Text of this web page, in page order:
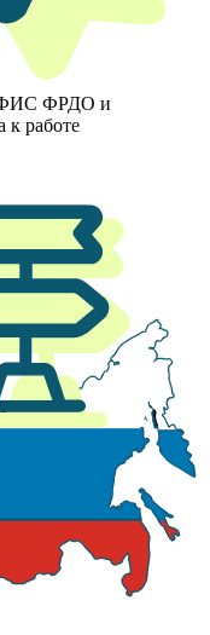
ФИС ФРДО и
работе